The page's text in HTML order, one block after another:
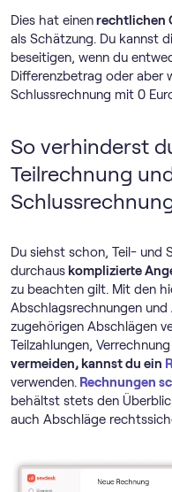
Dies hat einenrechtlichen
als Schätzung. Du kannst
beseitigen, wenn du
Differenzbetrag oder aber
Schlussrechnung mit 0
So verhinderst
Teilrechnung
Du siehst schon, Teil- und
durchaus komplizierte
zu beachten gilt. Mit den
Abschlagsrechnungen
zugehörigen Abschlägen
Teilzahlungen,
vermeiden, kannst du ein
verwenden. Rechnungen
behältst stets den
auch Abschläge